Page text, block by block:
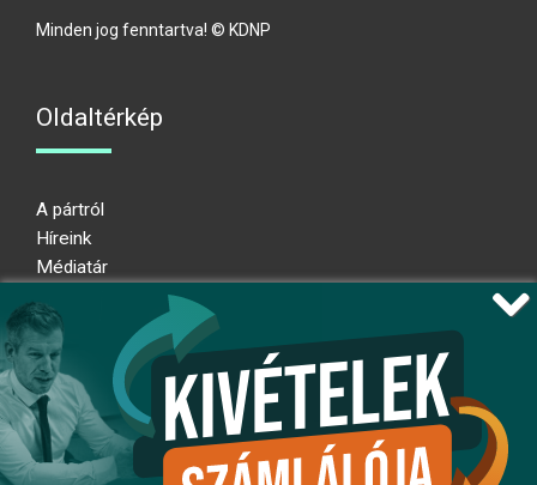
Minden jog fenntartva! © KDNP
Oldaltérkép
A pártról
Híreink
Médiatár
Adatkezelési nyilatkozat
Átláthatósági nyilatkozat
Ugrás az oldal tetejére
Kövessen minket!